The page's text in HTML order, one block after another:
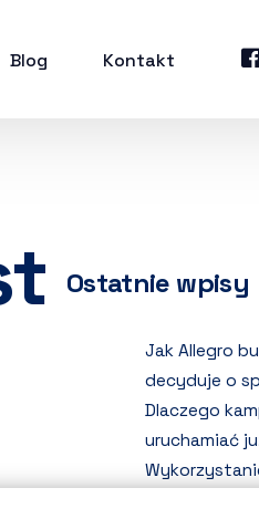
Blog Kontakt
Ostatnie wpisy
Jak Allegro
decyduje o
Dlaczego
uruchamiać